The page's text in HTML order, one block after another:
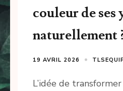
couleur de ses
naturellement
19 AVRIL 2026
L’idée de